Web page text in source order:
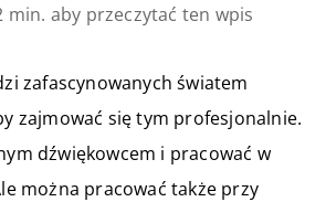
min. aby przeczytać ten wpis
zafascynowanych światem
zajmować się tym profesjonalnie.
dźwiękowcem i pracować w
można pracować także przy